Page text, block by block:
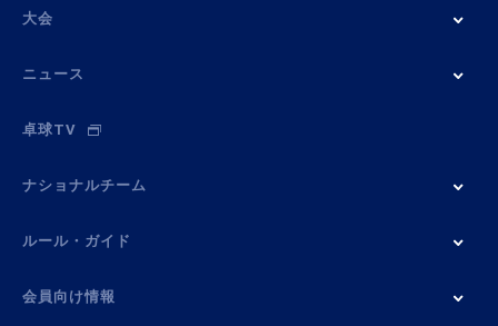
大会
ニュース
卓球TV
ナショナルチーム
ルール・ガイド
会員向け情報